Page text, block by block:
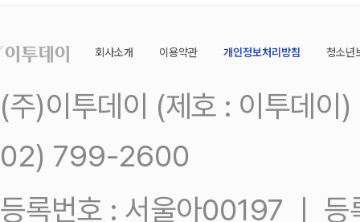
회사소개 이용약관 개인정보처리방침 청소년
(주)이투데이 (제호 : 이투데
02) 799-2600
등록번호 : 서울아00197 ㅣ